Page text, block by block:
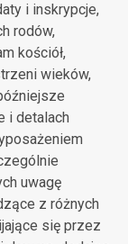
i inskrypcje,
rodów,
kościół,
wieków,
i detalach
uwagę
z różnych
się przez